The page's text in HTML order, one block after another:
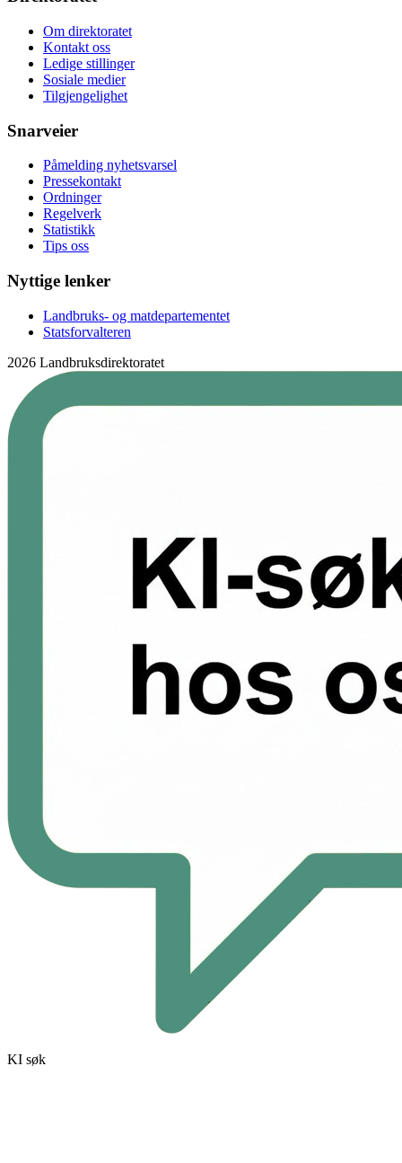
Om direktoratet
Kontakt oss
Ledige stillinger
Sosiale medier
Tilgjengelighet
Snarveier
Påmelding nyhetsvarsel
Pressekontakt
Ordninger
Regelverk
Statistikk
Tips oss
Nyttige lenker
Landbruks- og matdepartementet
Statsforvalteren
2026 Landbruksdirektoratet
KI søk